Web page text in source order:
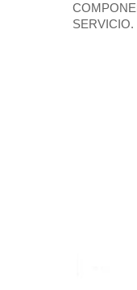
SERVICIO.